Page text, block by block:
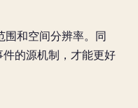
围和空间分辨率。同
的源机制，才能更好